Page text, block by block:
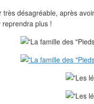
très désagréable, après
plus !